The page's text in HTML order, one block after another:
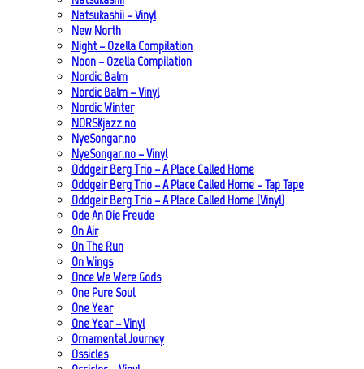
Natsukashii – Vinyl
New North
Night – Ozella Compilation
Noon – Ozella Compilation
Nordic Balm
Nordic Balm – Vinyl
Nordic Winter
NORSKjazz.no
NyeSongar.no
NyeSongar.no – Vinyl
Oddgeir Berg Trio – A Place Called Home
Oddgeir Berg Trio – A Place Called Home – Tap Tape
Oddgeir Berg Trio – A Place Called Home (Vinyl)
Ode An Die Freude
On Air
On The Run
On Wings
Once We Were Gods
One Pure Soul
One Year
One Year – Vinyl
Ornamental Journey
Ossicles